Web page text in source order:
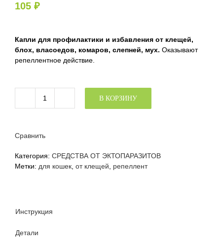
105 ₽
Капли для профилактики и избавления от клещей,
блох, власоедов, комаров, слепней, мух. Оказывают
репеллентное действие.
Количество
для
щенков,
В КОРЗИНУ
Сравнить
Категория: СРЕДСТВА ОТ ЭКТОПАРАЗИТОВ
Метки: для кошек, от клещей, репеллент
Инструкция
Детали